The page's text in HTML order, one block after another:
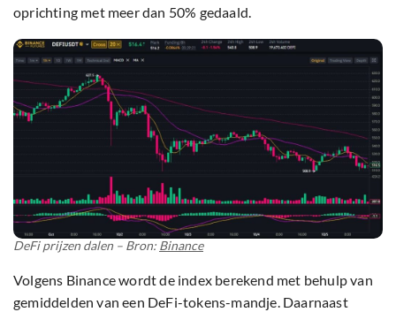
oprichting met meer dan 50% gedaald.
DeFi prijzen dalen – Bron: Binance
Volgens Binance wordt de index berekend met behulp van
gemiddelden van een DeFi-tokens-mandje. Daarnaast